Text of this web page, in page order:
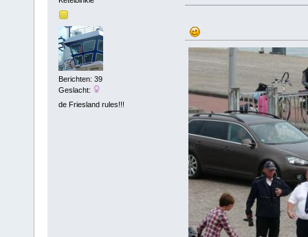
Berichten: 39
Geslacht:
de Friesland rules!!!